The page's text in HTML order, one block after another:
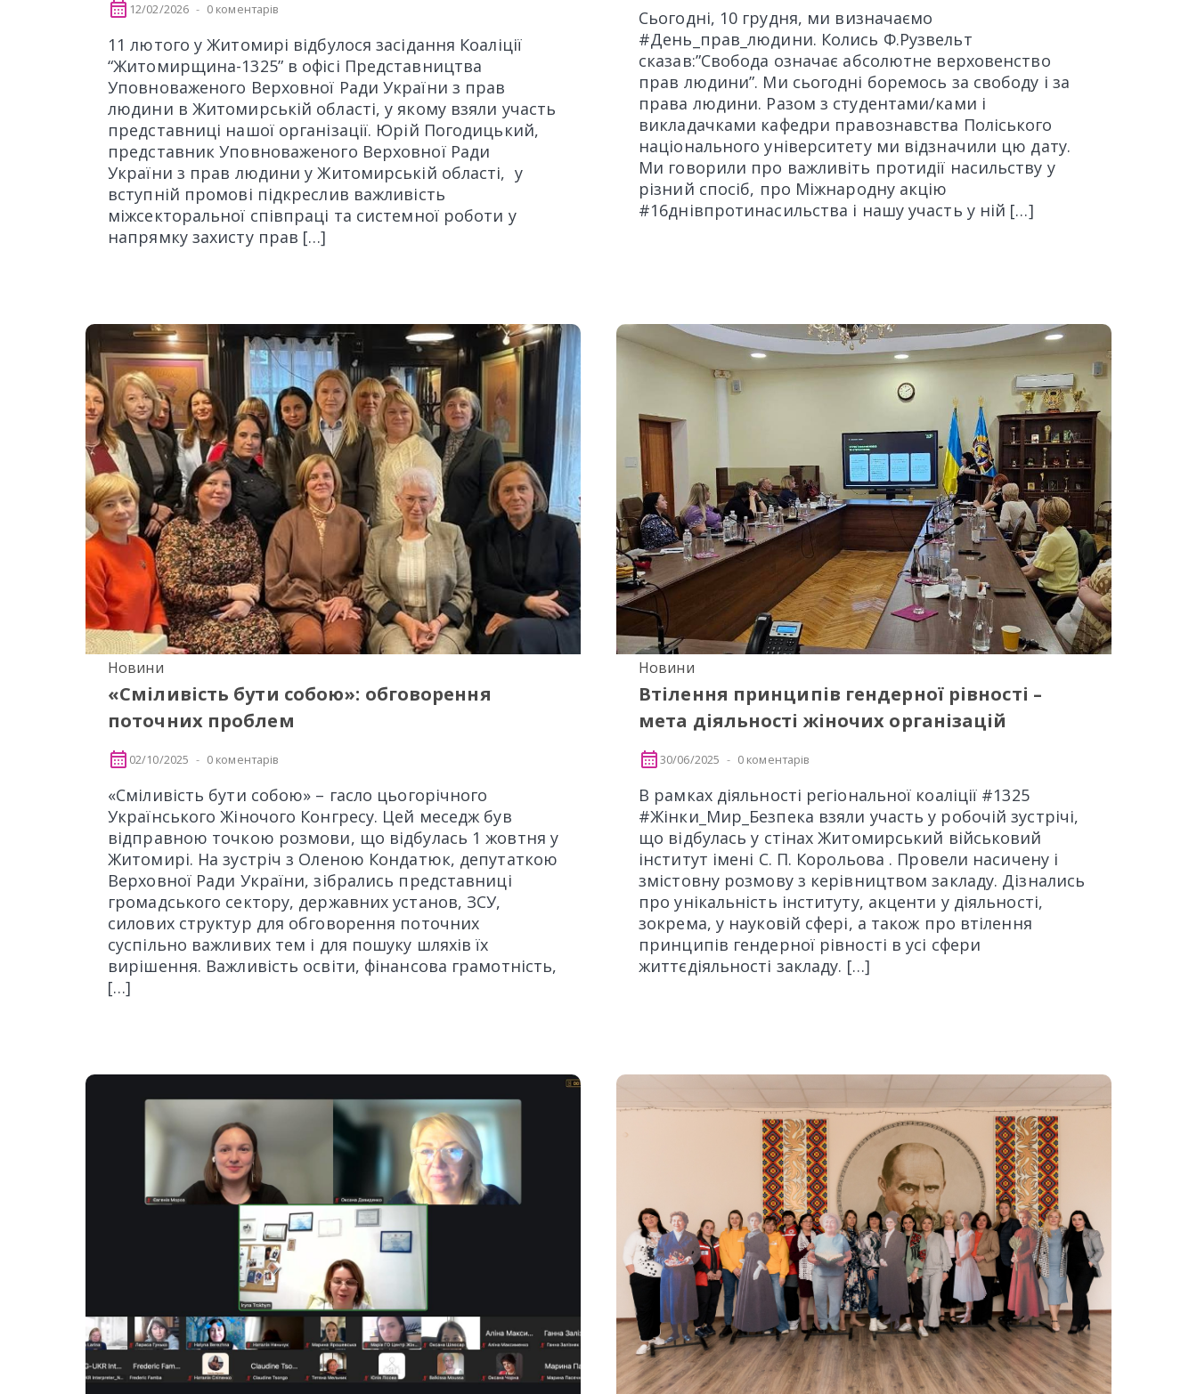
12/02/2026 0 коментарів
11 лютого у Житомирі відбулося засідання Коаліції
“Житомирщина-1325” в офісі Представництва
Уповноваженого Верховної Ради України з прав
людини в Житомирській області, у якому взяли участь
представниці нашої організації. Юрій Погодицький,
представник Уповноваженого Верховної Ради
України з прав людини у Житомирській області, у
вступній промові підкреслив важливість
міжсекторальної співпраці та системної роботи у
напрямку захисту прав […]
Сьогодні, 10 грудня, ми визначаємо
#День_прав_людини. Колись Ф.Рузвельт
сказав:”Свобода означає абсолютне верховенство
прав людини”. Ми сьогодні боремось за свободу і за
права людини. Разом з студентами/ками і
викладачками кафедри правознавства Поліського
національного університету ми відзначили цю дату.
Ми говорили про важливіть протидії насильству у
різний спосіб, про Міжнародну акцію
#16днівпротинасильства і нашу участь у ній […]
Новини
«Сміливість бути собою»: обговорення
поточних проблем
02/10/2025 0 коментарів
«Сміливість бути собою» – гасло цьогорічного
Українського Жіночого Конгресу. Цей меседж був
відправною точкою розмови, що відбулась 1 жовтня у
Житомирі. На зустріч з Оленою Кондатюк, депутаткою
Верховної Ради України, зібрались представниці
громадського сектору, державних установ, ЗСУ,
силових структур для обговорення поточних
суспільно важливих тем і для пошуку шляхів їх
вирішення. Важливість освіти, фінансова грамотність,
[…]
Новини
Втілення принципів гендерної рівності –
мета діяльності жіночих організацій
30/06/2025 0 коментарів
В рамках діяльності регіональної коаліції #1325
#Жінки_Мир_Безпека взяли участь у робочій зустрічі,
що відбулась у стінах Житомирський військовий
інститут імені С. П. Корольова . Провели насичену і
змістовну розмову з керівництвом закладу. Дізнались
про унікальність інституту, акценти у діяльності,
зокрема, у науковій сфері, а також про втілення
принципів гендерної рівності в усі сфери
життєдіяльності закладу. […]